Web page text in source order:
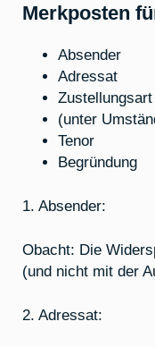
Merkposten
Absender
Adressat
Zustellungsart
(unter
Tenor
Begründung
1. Absender:
Obacht: Die
(und nicht mit der
2. Adressat: